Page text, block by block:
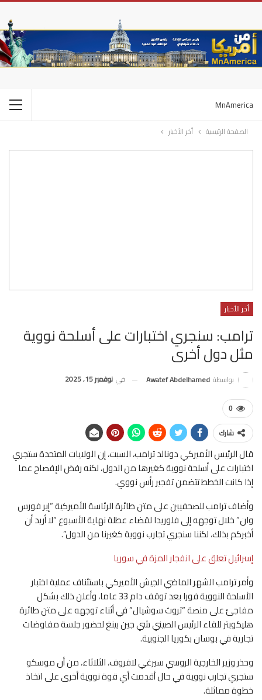
MnAmerica
الصفحة الرئيسية أخر الأخبار
أخر الأخبار
ترامب: سنجري اختبارات على أسلحة نووية
مثل دول أخرى
بواسطة Awatef Abdelhamed في نوفمبر 15, 2025
0
شارك
قال الرئيس الأميركي دونالد ترامب، السبت، إن الولايات المتحدة ستجري
اختبارات على أسلحة نووية كغيرها من الدول، لكنه رفض الإفصاح عما
إذا كانت الخطط تتضمن تفجير رأس نووي.
وأضاف ترامب للصحفيين على متن طائرة الرئاسة الأميركية “إير فورس
وان” خلال توجهه إلى فلوريدا لقضاء عطلة نهاية الأسبوع “لا أريد أن
أخبركم بذلك، لكننا سنجري تجارب نووية كغيرنا من الدول”.
إسرائيل تعلق على انفجار المزة في سوريا
وأمر ترامب الشهر الماضي الجيش الأميركي باستئناف عملية اختبار
الأسلحة النووية فورا بعد توقف دام 33 عاما، وأعلن ذلك بشكل
مفاجئ على منصة “تروث سوشيال” في أثناء توجهه على متن طائرة
هليكوبتر للقاء الرئيس الصيني شي جين بينغ لحضور جلسة مفاوضات
تجارية في بوسان بكوريا الجنوبية.
وحذر وزير الخارجية الروسي سيرغي لافروف، الثلاثاء، من أن موسكو
ستجري تجارب نووية في حال أقدمت أي قوة نووية أخرى على اتخاذ
خطوة مماثلة.